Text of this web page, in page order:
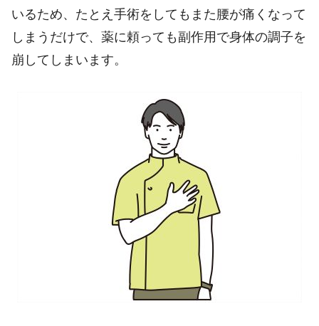
いるため、たとえ手術をしてもまた腰が痛くなって
しまうだけで、薬に頼っても副作用で身体の調子を
崩してしまいます。